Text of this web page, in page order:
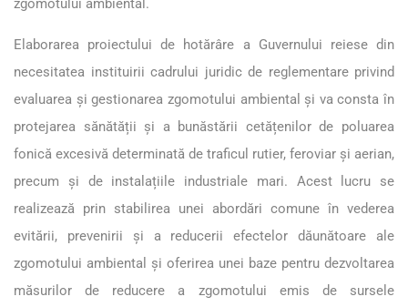
zgomotului ambiental.
Elaborarea proiectului de hotărâre a Guvernului reiese din
necesitatea instituirii cadrului juridic de reglementare privind
evaluarea și gestionarea zgomotului ambiental și va consta în
protejarea sănătății și a bunăstării cetățenilor de poluarea
fonică excesivă determinată de traficul rutier, feroviar și aerian,
precum și de instalațiile industriale mari. Acest lucru se
realizează prin stabilirea unei abordări comune în vederea
evitării, prevenirii și a reducerii efectelor dăunătoare ale
zgomotului ambiental și oferirea unei baze pentru dezvoltarea
măsurilor de reducere a zgomotului emis de sursele